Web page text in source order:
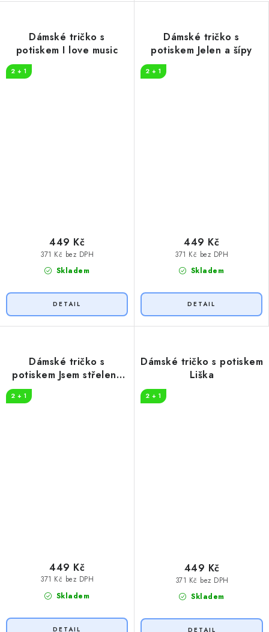
Dámské tričko s
potiskem I love music
2 + 1
Skladem
371 Kč bez DPH
449 Kč
Dámské tričko s
potiskem Jelen a šípy
2 + 1
Skladem
371 Kč bez DPH
449 Kč
Dámské tričko s
potiskem Jsem střelená
2 + 1
Skladem
371 Kč bez DPH
449 Kč
Dámské tričko s potiskem
Liška
2 + 1
Skladem
371 Kč bez DPH
449 Kč